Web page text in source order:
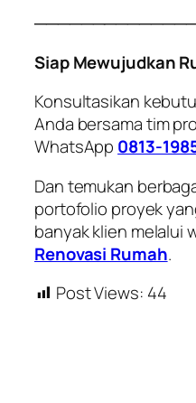
Siap Mewujudkan
Konsultasikan
Anda bersama tim
WhatsApp 0813-
Dan temukan
portofolio proyek
banyak klien melalui
Renovasi Rumah.
Post Views: 44